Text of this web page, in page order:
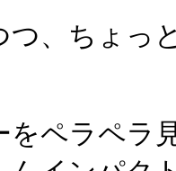
つ、ちょっ
ペラペラ